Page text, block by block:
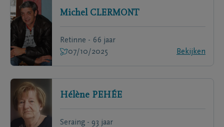
Michel CLERMONT
Retinne - 66 jaar
07/10/2025
Bekijken
Hélène PEHÉE
Seraing - 93 jaar